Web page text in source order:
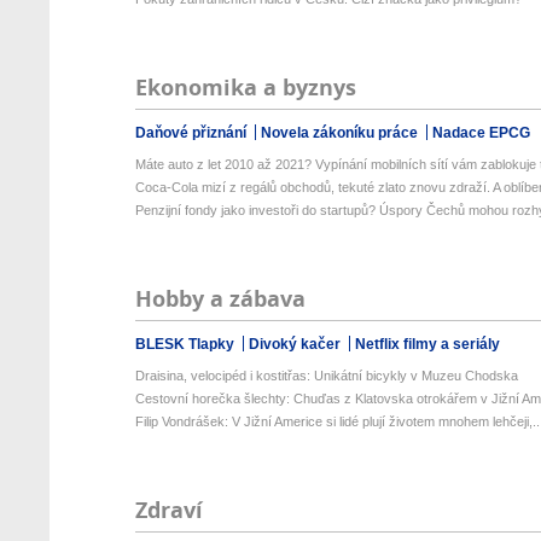
Ekonomika a byznys
Daňové přiznání Novela zákoníku práce Nadace EPCG
Máte auto z let 2010 až 2021? Vypínání mobilních sítí vám zablokuje
Coca-Cola mizí z regálů obchodů, tekuté zlato znovu zdraží. A
Penzijní fondy jako investoři do startupů? Úspory Čechů mohou
Hobby a zábava
BLESK Tlapky Divoký kačer Netflix filmy a seriály
Draisina, velocipéd i kostitřas: Unikátní bicykly v Muzeu Chodska
Cestovní horečka šlechty: Chuďas z Klatovska otrokářem v Jižní
Filip Vondrášek: V Jižní Americe si lidé plují životem mnohem
Zdraví